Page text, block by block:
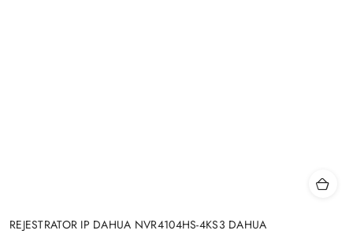
REJESTRATOR IP DAHUA NVR4104HS-4KS3 DAHUA